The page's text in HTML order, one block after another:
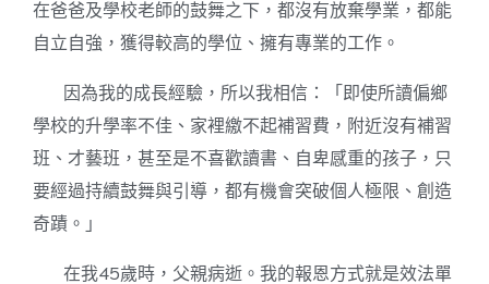
在爸爸及學校老師的鼓舞之下，都沒有放棄學業，都能
自立自強，獲得較高的學位、擁有專業的工作。
因為我的成長經驗，所以我相信：「即使所讀偏鄉
學校的升學率不佳、家裡繳不起補習費，附近沒有補習
班、才藝班，甚至是不喜歡讀書、自卑感重的孩子，只
要經過持續鼓舞與引導，都有機會突破個人極限、創造
奇蹟。」
在我45歲時，父親病逝。我的報恩方式就是效法單